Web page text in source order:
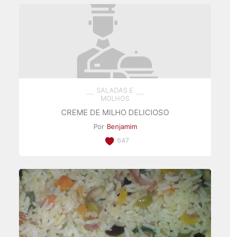
SALADAS E
MOLHOS
CREME DE MILHO DELICIOSO
Por Benjamim
647